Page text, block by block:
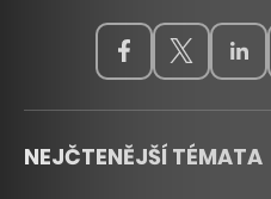
NEJČTENĚJŠÍ TÉMATA